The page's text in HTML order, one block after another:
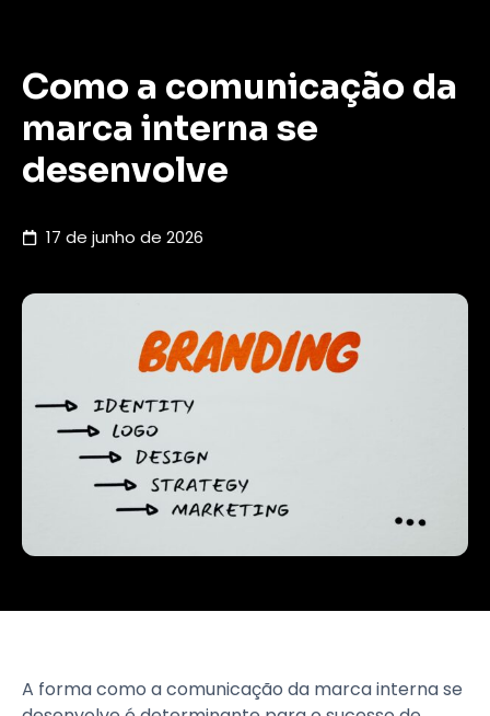
Como a comunicação da
marca interna se
desenvolve
17 de junho de 2026
A forma como a comunicação da marca interna se